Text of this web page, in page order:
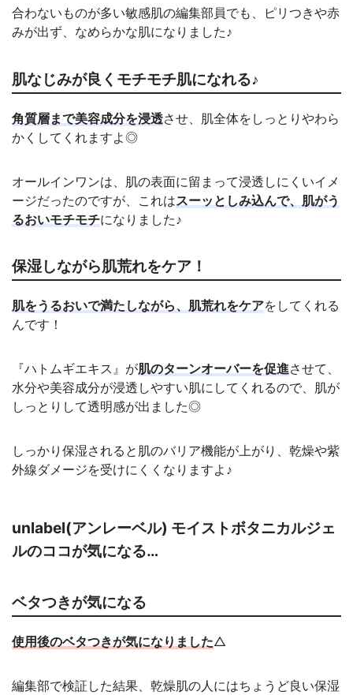
合わないものが多い敏感肌の編集部員でも、ピリつきや赤
みが出ず、なめらかな肌になりました♪
肌なじみが良くモチモチ肌になれる♪
角質層まで美容成分を浸透させ、肌全体をしっとりやわら
かくしてくれますよ◎
オールインワンは、肌の表面に留まって浸透しにくいイメ
ージだったのですが、これはスーッとしみ込んで、肌がう
るおいモチモチになりました♪
保湿しながら肌荒れをケア！
肌をうるおいで満たしながら、肌荒れをケアをしてくれる
んです！
『ハトムギエキス』が肌のターンオーバーを促進させて、
水分や美容成分が浸透しやすい肌にしてくれるので、肌が
しっとりして透明感が出ました◎
しっかり保湿されると肌のバリア機能が上がり、乾燥や紫
外線ダメージを受けにくくなりますよ♪
unlabel(アンレーベル) モイストボタニカルジェ
ルのココが気になる…
ベタつきが気になる
使用後のベタつきが気になりました△
編集部で検証した結果、乾燥肌の人にはちょうど良い保湿